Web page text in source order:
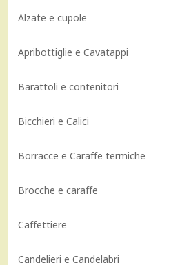
Alzate e cupole
Apribottiglie e Cavatappi
Barattoli e contenitori
Bicchieri e Calici
Borracce e Caraffe termiche
Brocche e caraffe
Caffettiere
Candelieri e Candelabri